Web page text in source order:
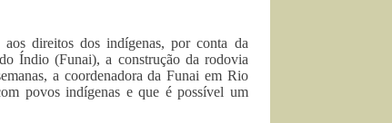
direitos dos indígenas, por conta da
Índio (Funai), a construção da rodovia
a coordenadora da Funai em Rio
povos indígenas e que é possível um